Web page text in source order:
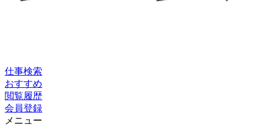
仕事検索
おすすめ
閲覧履歴
会員登録
メニュー